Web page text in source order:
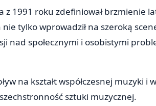
z 1991 roku zdefiniował brzmienie
tylko wprowadził na szeroką
nad społecznymi i osobistymi
na kształt współczesnej muzyki i
sztuki muzycznej.